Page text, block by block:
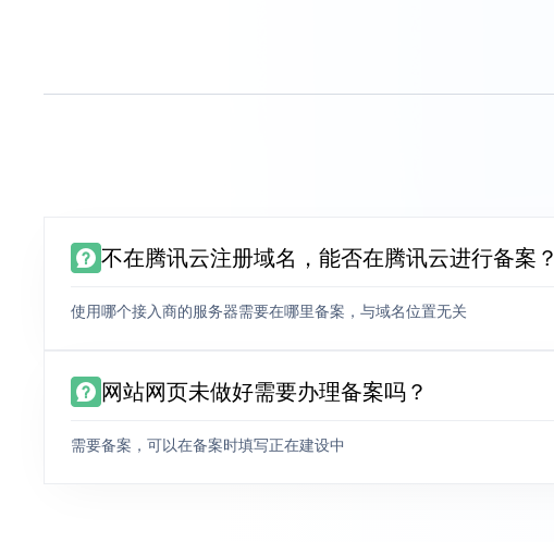
不在腾讯云注册域名，能否在腾讯云进行备案？
使用哪个接入商的服务器需要在哪里备案，与域名位置无关
网站网页未做好需要办理备案吗？
需要备案，可以在备案时填写正在建设中